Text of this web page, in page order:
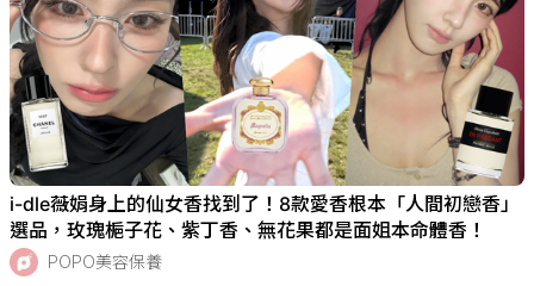
i-dle薇娟身上的仙女香找到了！8款愛香根本「人間初戀香」
選品，玫瑰梔子花、紫丁香、無花果都是面姐本命體香！
POPO美容保養